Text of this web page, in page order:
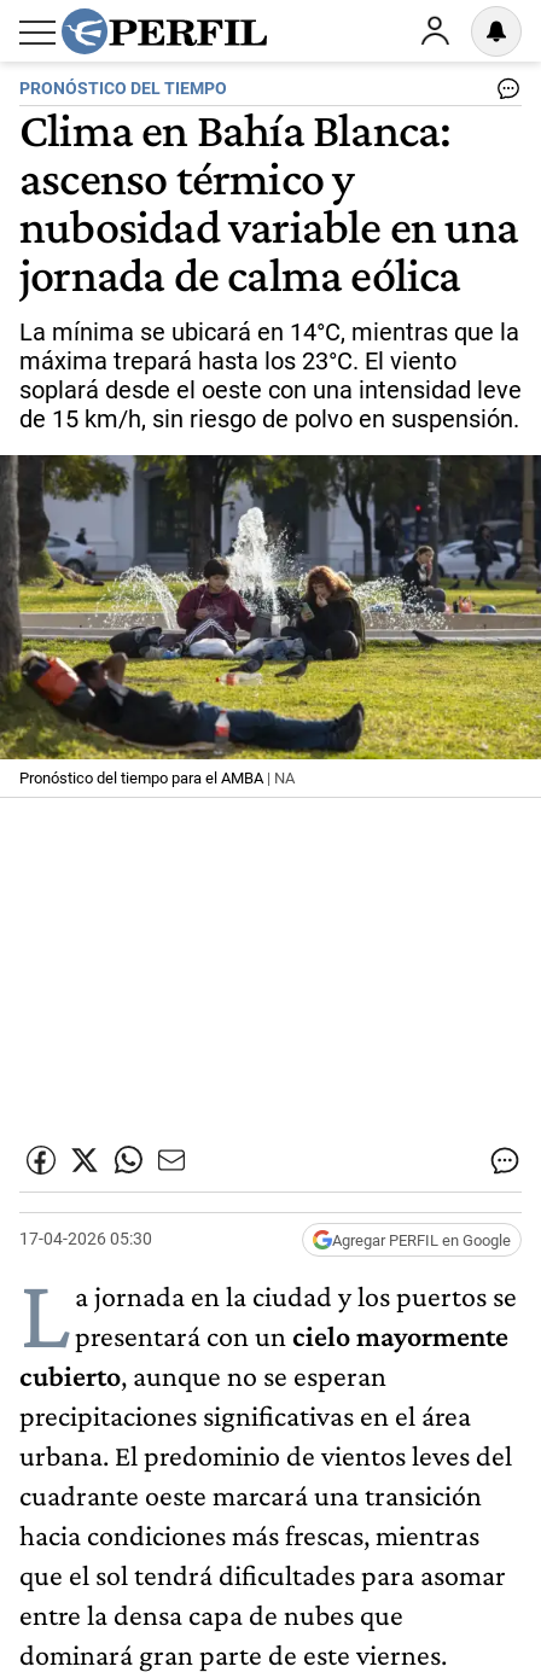
PRONÓSTICO DEL TIEMPO
Clima en Bahía Blanca:
ascenso térmico y
nubosidad variable en una
jornada de calma eólica
La mínima se ubicará en 14°C, mientras que la
máxima trepará hasta los 23°C. El viento
soplará desde el oeste con una intensidad leve
de 15 km/h, sin riesgo de polvo en suspensión.
Pronóstico del tiempo para el AMBA| NA
17-04-2026 05:30 Agregar PERFIL en Google
La jornada en la ciudad y los puertos se
presentará con un cielo mayormente
cubierto, aunque no se esperan
precipitaciones significativas en el área
urbana. El predominio de vientos leves del
cuadrante oeste marcará una transición
hacia condiciones más frescas, mientras
que el sol tendrá dificultades para asomar
entre la densa capa de nubes que
dominará gran parte de este viernes.